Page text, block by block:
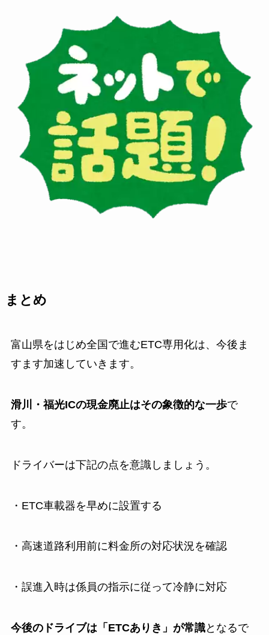
まとめ
富山県をはじめ全国で進むETC専用化は、今後ま
すます加速していきます。
滑川・福光ICの現金廃止はその象徴的な一歩で
す。
ドライバーは下記の点を意識しましょう。
・ETC車載器を早めに設置する
・高速道路利用前に料金所の対応状況を確認
・誤進入時は係員の指示に従って冷静に対応
今後のドライブは「ETCありき」が常識となるで